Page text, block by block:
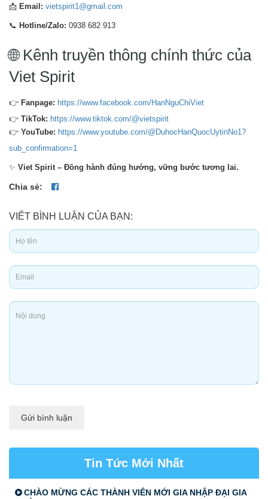
📩 Email: vietspirit1@gmail.com
📞 Hotline/Zalo: 0938 682 913
🌐 Kênh truyền thông chính thức của
Viet Spirit
👉 Fanpage: https://www.facebook.com/HanNguChiViet
👉 TikTok: https://www.tiktok.com/@vietspirit
👉 YouTube: https://www.youtube.com/@DuhocHanQuocUytinNo1?
sub_confirmation=1
✨ Viet Spirit – Đồng hành đúng hướng, vững bước tương lai.
Chia sẻ:
VIẾT BÌNH LUẬN CỦA BẠN:
Gửi bình luận
Tin Tức Mới Nhất
CHÀO MỪNG CÁC THÀNH VIÊN MỚI GIA NHẬP ĐẠI GIA